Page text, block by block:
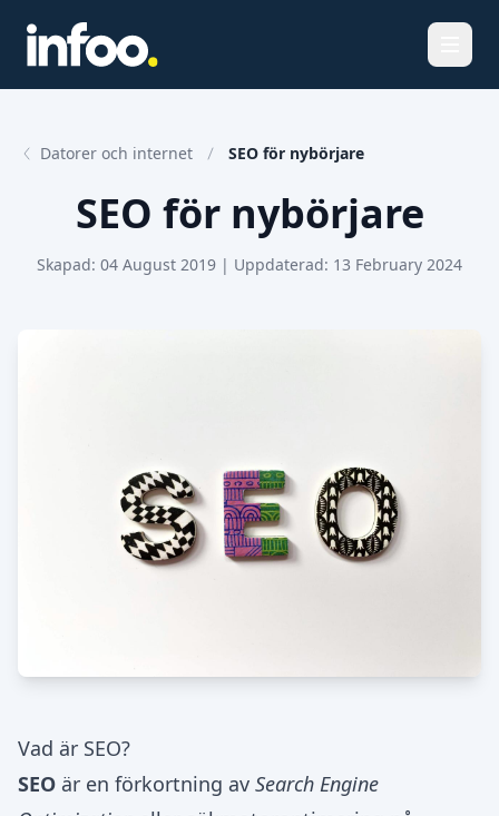
Datorer och internet SEO för nybörjare
SEO för nybörjare
Skapad: 04 August 2019 | Uppdaterad: 13 February 2024
Vad är SEO?
SEO är en förkortning av Search Engine